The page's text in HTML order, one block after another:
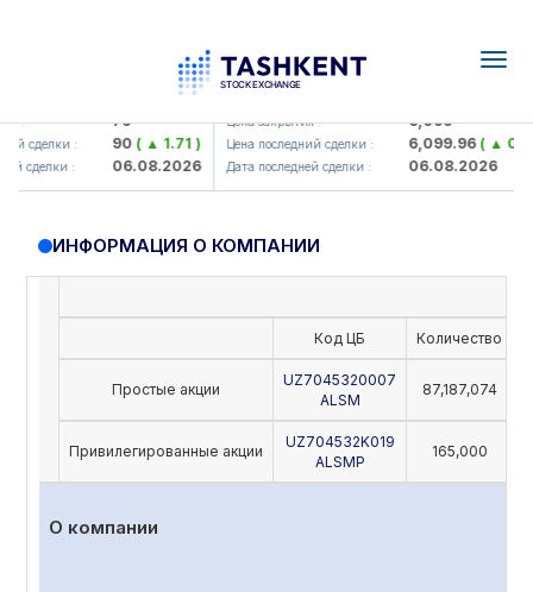
: 79
сделки : 90( ▲ 1.71 )
сделки : 06.08.2026
UZMK (<O'zmetkombinat> AJ)
Цена закрытия : 6,099
Цена последний сделки : 6,099.96( ▲ 0.08
Дата последней сделки : 06.08.2026
ИНФОРМАЦИЯ О КОМПАНИИ
Код ЦБ Количество
Простые акции
UZ7045320007
ALSM
87,187,074
Привилегированные акции
UZ704532K019
ALSMP
165,000
О компании